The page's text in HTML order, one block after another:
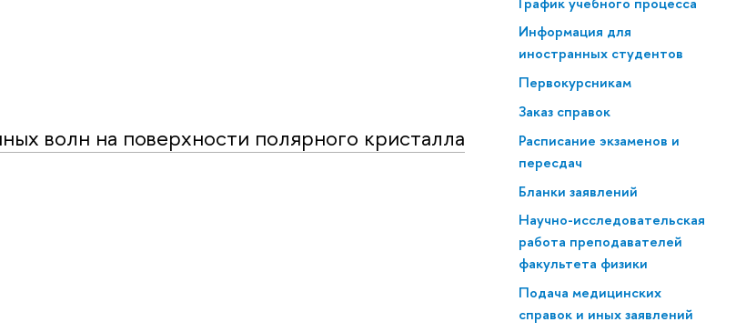
Информация для
иностранных студентов
Первокурсникам
Заказ справок
Расписание экзаменов и
пересдач
Бланки заявлений
Научно-исследовательская
работа преподавателей
факультета физики
Подача медицинских
справок и иных заявлений
волн на поверхности полярного кристалла